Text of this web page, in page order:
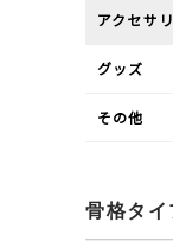
アクセサ
グッズ
その他
骨格タイ